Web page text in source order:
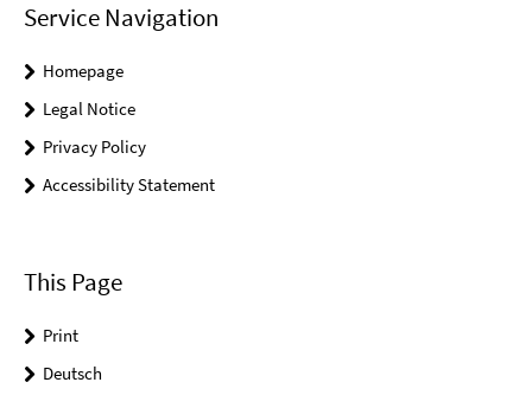
Service Navigation
Homepage
Legal Notice
Privacy Policy
Accessibility Statement
This Page
Print
Deutsch